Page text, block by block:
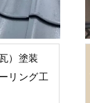
）塗装
リング工